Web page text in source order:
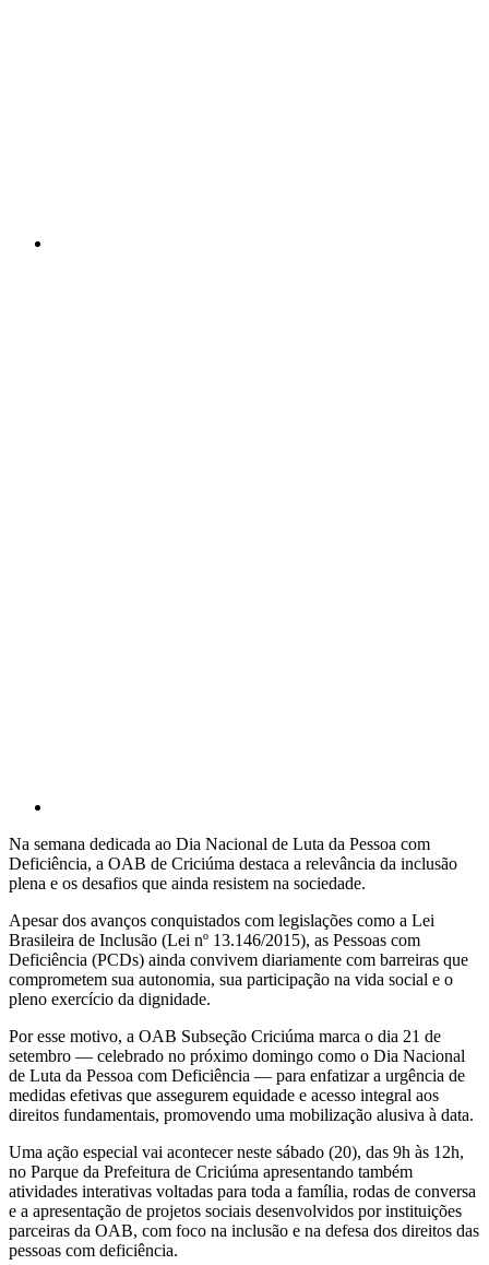
Na semana dedicada ao Dia Nacional de Luta da Pessoa com
Deficiência, a OAB de Criciúma destaca a relevância da inclusão
plena e os desafios que ainda resistem na sociedade.
Apesar dos avanços conquistados com legislações como a Lei
Brasileira de Inclusão (Lei nº 13.146/2015), as Pessoas com
Deficiência (PCDs) ainda convivem diariamente com barreiras que
comprometem sua autonomia, sua participação na vida social e o
pleno exercício da dignidade.
Por esse motivo, a OAB Subseção Criciúma marca o dia 21 de
setembro — celebrado no próximo domingo como o Dia Nacional
de Luta da Pessoa com Deficiência — para enfatizar a urgência de
medidas efetivas que assegurem equidade e acesso integral aos
direitos fundamentais, promovendo uma mobilização alusiva à data.
Uma ação especial vai acontecer neste sábado (20), das 9h às 12h,
no Parque da Prefeitura de Criciúma apresentando também
atividades interativas voltadas para toda a família, rodas de conversa
e a apresentação de projetos sociais desenvolvidos por instituições
parceiras da OAB, com foco na inclusão e na defesa dos direitos das
pessoas com deficiência.